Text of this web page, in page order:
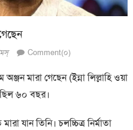
Comment(০)
অঞ্জন মারা গেছেন (ইন্না লিল্লাহি ওয়া
৬০ বছর।
যান তিনি। চলচ্চিত্র নির্মাতা